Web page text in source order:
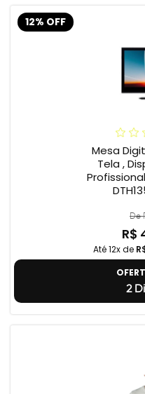
12% OFF
Mesa
Tela ,
De
R$
Até 12x de
2